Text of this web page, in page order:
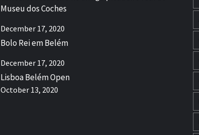
Museu dos Coches
December 17, 2020
Bolo Rei em Belém
December 17, 2020
Lisboa Belém Open
October 13, 2020